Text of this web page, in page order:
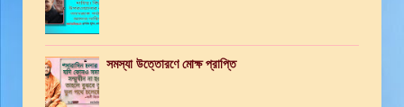
সমস্যা উত্তোরণে মোক্ষ প্রাপ্তি